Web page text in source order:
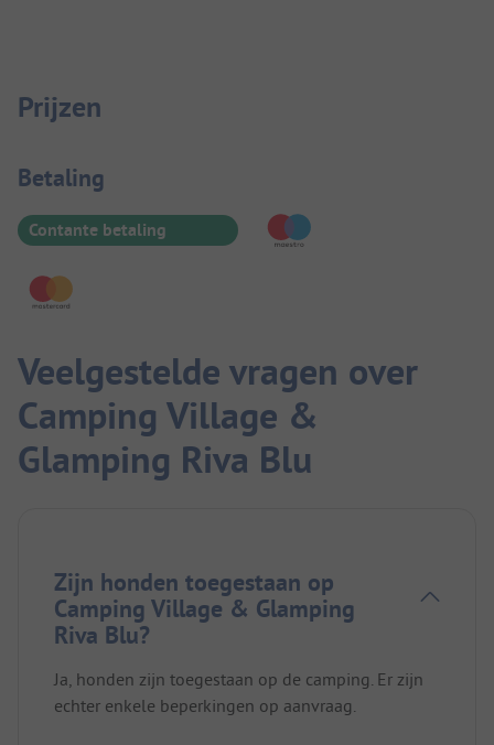
Prijzen
Betaalinformatie
Betaling
Contante betaling
Veelgestelde vragen over
Camping Village &
Glamping Riva Blu
Zijn honden toegestaan op
Camping Village & Glamping
Riva Blu?
Ja, honden zijn toegestaan op de camping. Er zijn
echter enkele beperkingen op aanvraag.